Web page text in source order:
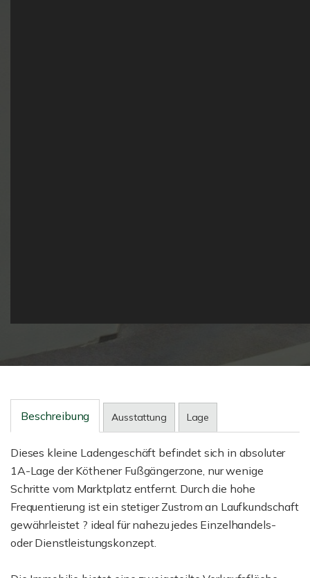
Beschreibung Ausstattung Lage
Dieses kleine Ladengeschäft befindet sich in absoluter
1A-Lage der Köthener Fußgängerzone, nur wenige
Schritte vom Marktplatz entfernt. Durch die hohe
Frequentierung ist ein stetiger Zustrom an Laufkundschaft
gewährleistet ? ideal für nahezu jedes Einzelhandels-
oder Dienstleistungskonzept.